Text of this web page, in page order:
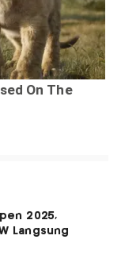
2025,
Langsung